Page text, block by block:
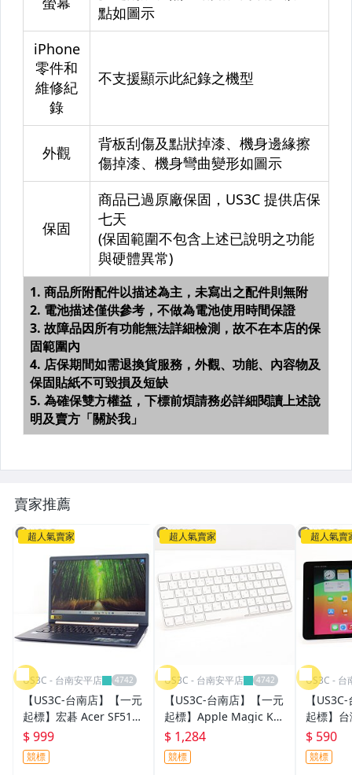
賣家推薦
超人氣賣家
US3C - 台南安平店
【US3C-台南店】【一元
起標】宏碁 Acer SF514-
53T-73HN 14吋 FHD i7-
8565U 8G 512G SSD 藍
色 二手筆電
$ 999
競標
超人氣賣家
US3C - 台南安平店
【US3C-台南店】【一元
起標】Apple Magic Key
board USB-C 巧控鍵盤
中文注音 A3203 白色 二
手無線鍵盤
$ 1,284
競標
超人氣賣
US3C - 台
【
起標】
e iPad 6
吋 太空
機 AR體
$ 590
競標